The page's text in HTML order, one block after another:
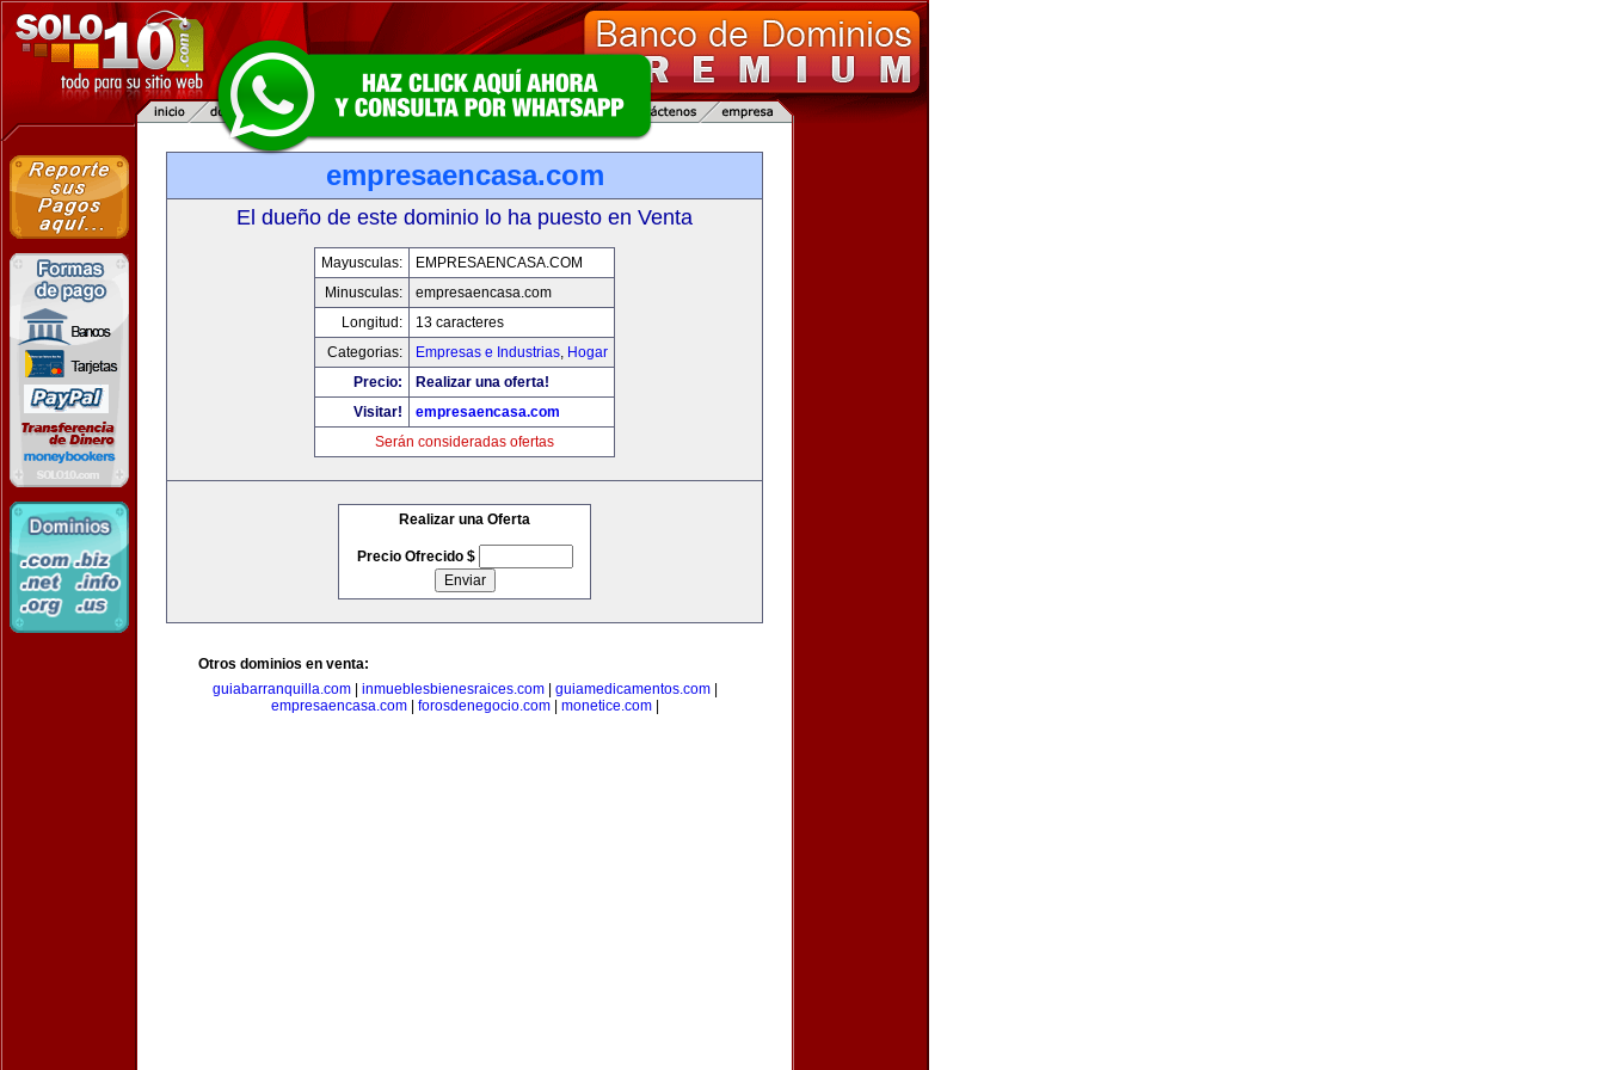
empresaencasa.com
El dueño de este dominio lo ha puesto en Venta
Mayusculas:
EMPRESAENCASA.COM
Minusculas:
empresaencasa.com
Longitud:
13 caracteres
Categorias:
Empresas e Industrias, Hogar
Precio:
Realizar una oferta!
Visitar!
empresaencasa.com
Serán consideradas ofertas
Realizar una Oferta
Precio Ofrecido $
Otros dominios en venta:
guiabarranquilla.com| inmueblesbienesraices.com| guiamedicamentos.com|
empresaencasa.com| forosdenegocio.com| monetice.com|